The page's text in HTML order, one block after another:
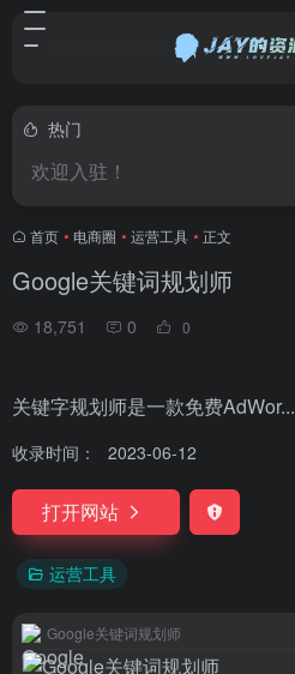
热门
欢迎入驻！
首页 • 电商圈 • 运营工具 • 正文
Google关键词规划师
18,751 0 0
关键字规划师是一款免费AdWor...
收录时间： 2023-06-12
打开网站
运营工具
Google关键词规划师